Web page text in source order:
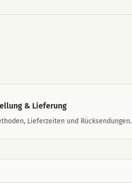
& Lieferung
Lieferzeiten und Rücksendungen.